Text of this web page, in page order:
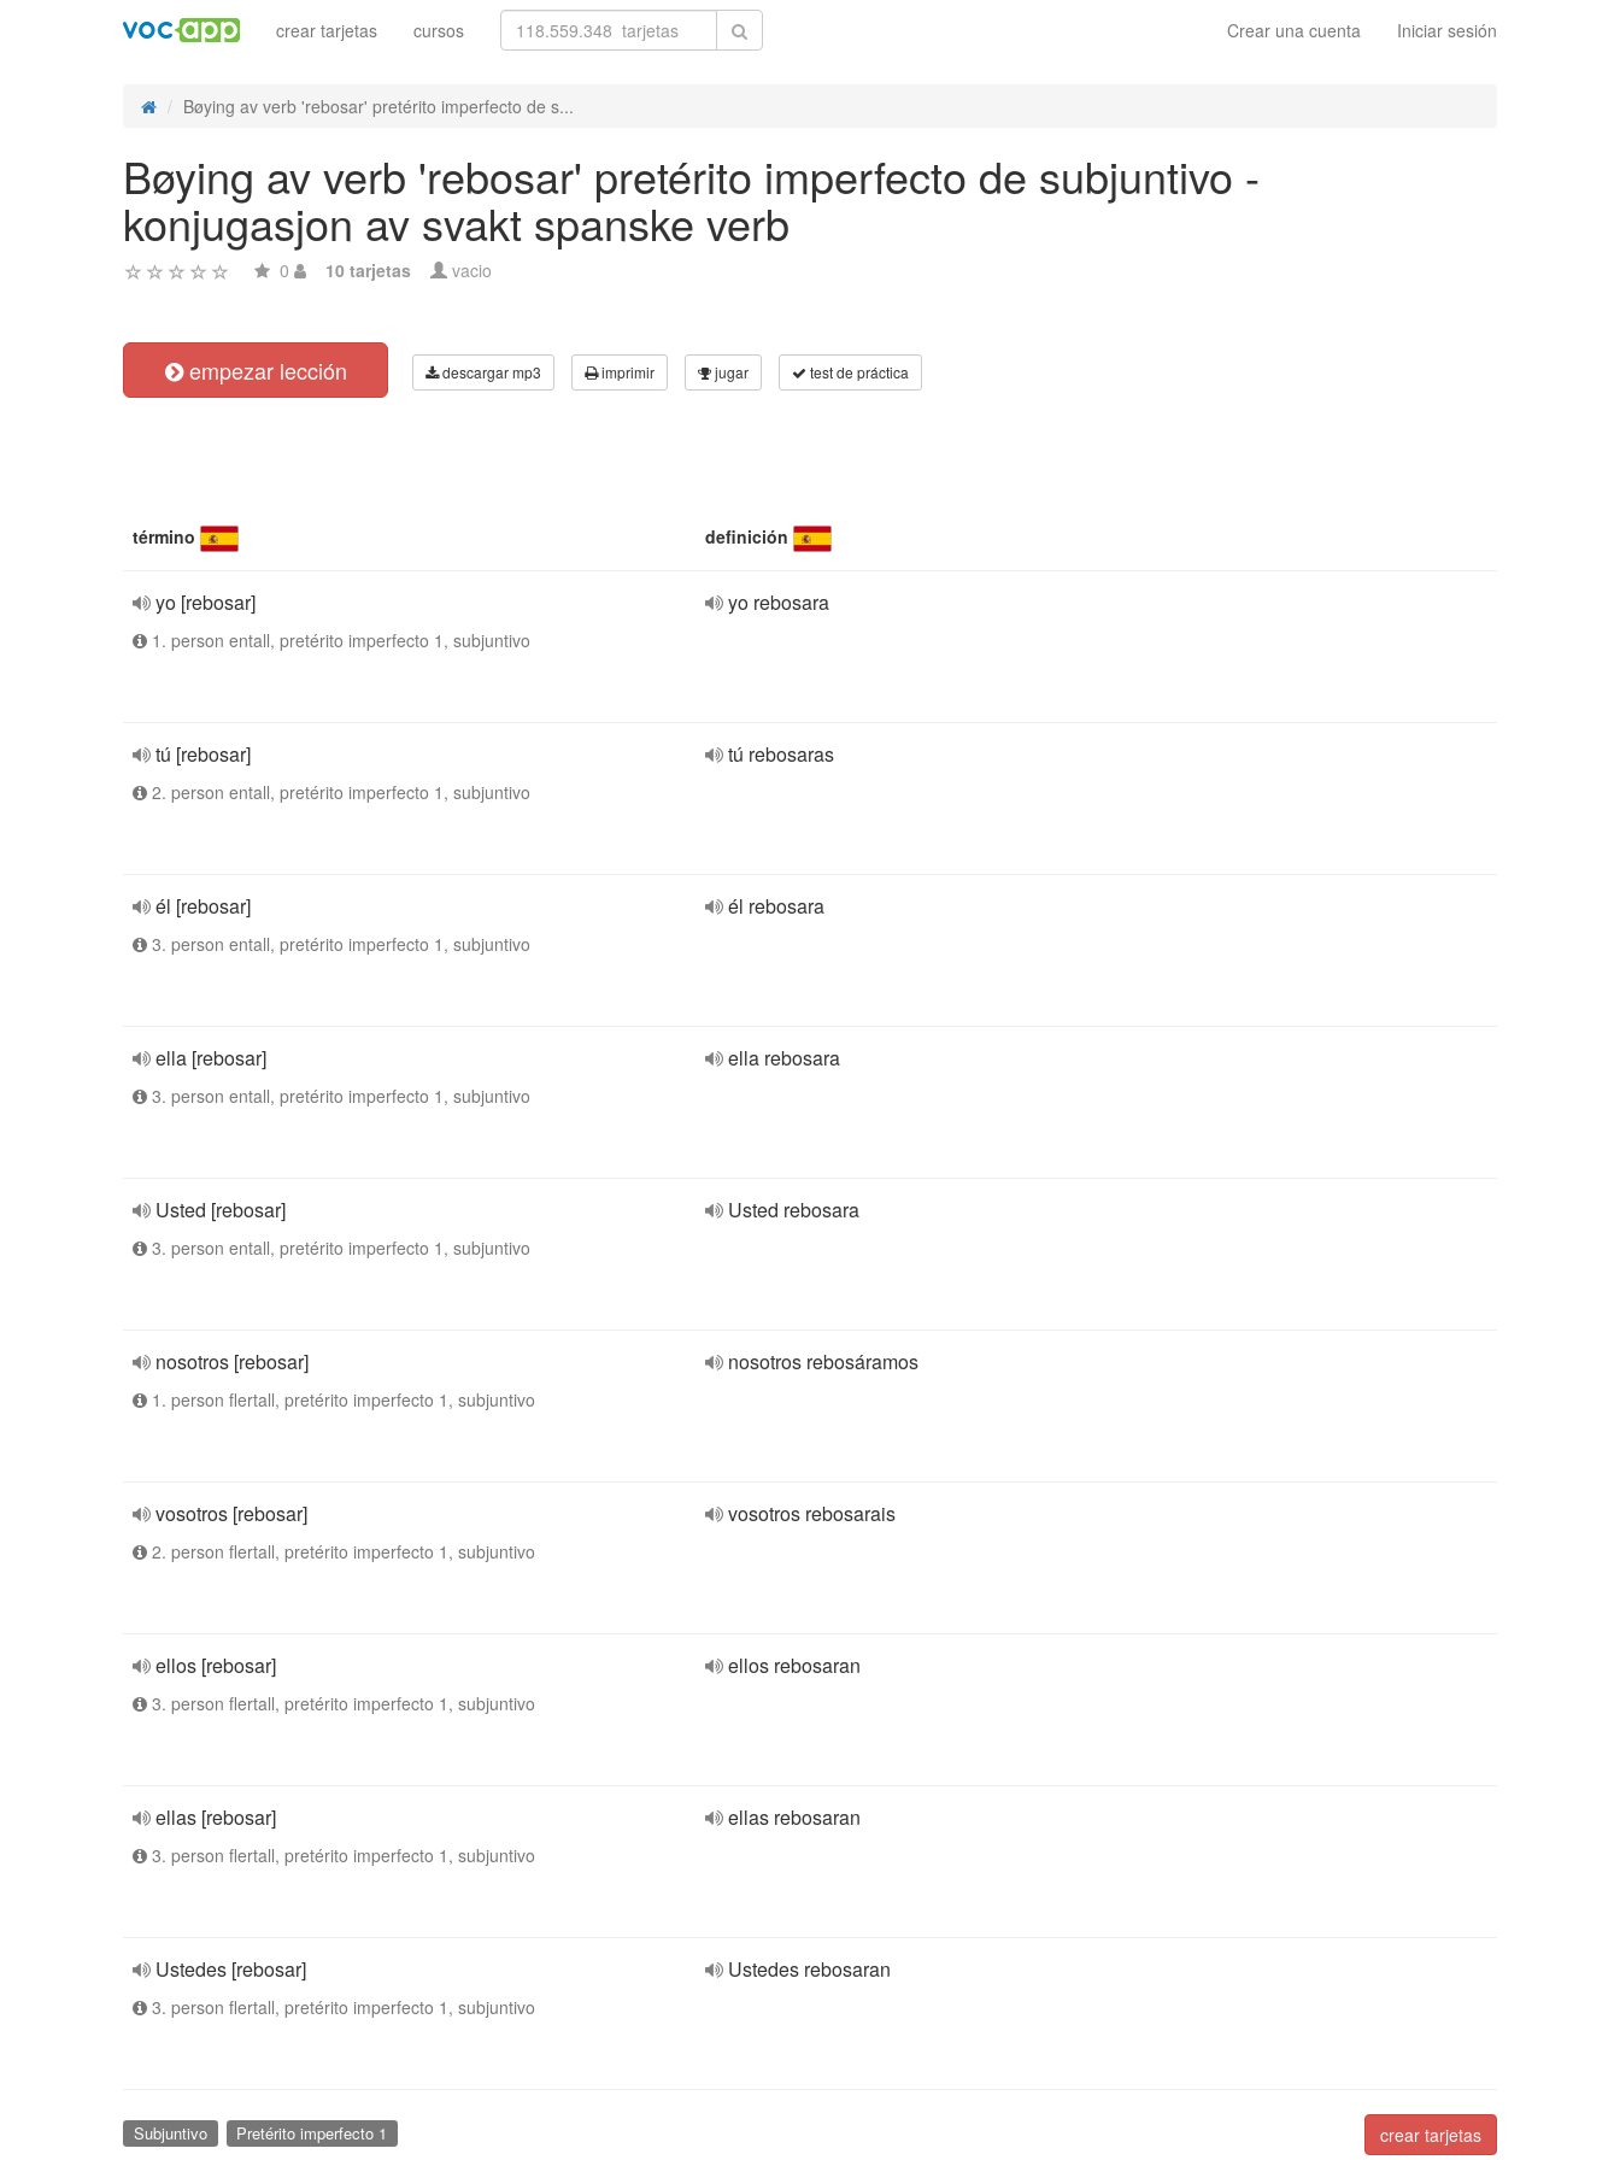
Crear una cuenta Iniciar sesión
crear tarjetas cursos
Bøying av verb 'rebosar' pretérito imperfecto de s...
Bøying av verb 'rebosar' pretérito imperfecto de subjuntivo -
konjugasjon av svakt spanske verb
0 10 tarjetas vacio
empezar lección descargar mp3 imprimir jugar test de práctica
término definición
yo [rebosar]
1. person entall, pretérito imperfecto 1, subjuntivo
yo rebosara
tú [rebosar]
2. person entall, pretérito imperfecto 1, subjuntivo
tú rebosaras
él [rebosar]
3. person entall, pretérito imperfecto 1, subjuntivo
él rebosara
ella [rebosar]
3. person entall, pretérito imperfecto 1, subjuntivo
ella rebosara
Usted [rebosar]
3. person entall, pretérito imperfecto 1, subjuntivo
Usted rebosara
nosotros [rebosar]
1. person flertall, pretérito imperfecto 1, subjuntivo
nosotros rebosáramos
vosotros [rebosar]
2. person flertall, pretérito imperfecto 1, subjuntivo
vosotros rebosarais
ellos [rebosar]
3. person flertall, pretérito imperfecto 1, subjuntivo
ellos rebosaran
ellas [rebosar]
3. person flertall, pretérito imperfecto 1, subjuntivo
ellas rebosaran
Ustedes [rebosar]
3. person flertall, pretérito imperfecto 1, subjuntivo
Ustedes rebosaran
crear tarjetas
Subjuntivo Pretérito imperfecto 1